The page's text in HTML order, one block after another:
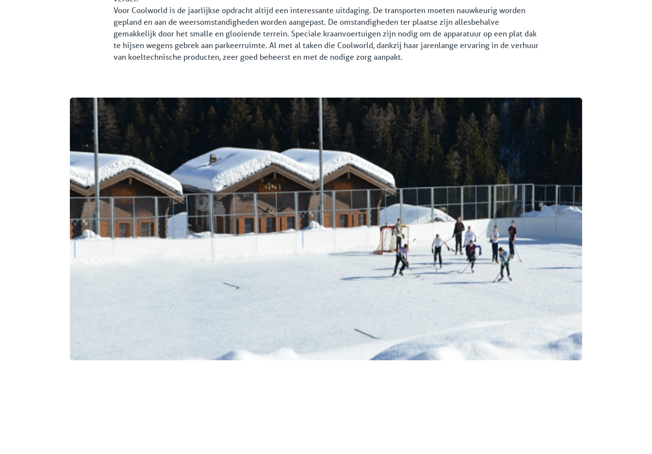
Voor Coolworld is de jaarlijkse opdracht altijd een interessante uitdaging. De transporten moeten nauwkeurig worden
gepland en aan de weersomstandigheden worden aangepast. De omstandigheden ter plaatse zijn allesbehalve
gemakkelijk door het smalle en glooiende terrein. Speciale kraanvoertuigen zijn nodig om de apparatuur op een plat dak
te hijsen wegens gebrek aan parkeerruimte. Al met al taken die Coolworld, dankzij haar jarenlange ervaring in de verhuur
van koeltechnische producten, zeer goed beheerst en met de nodige zorg aanpakt.